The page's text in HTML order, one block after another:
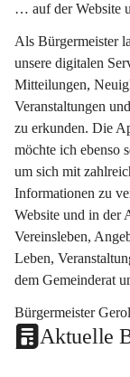
… auf der Website
Als Bürgermeister
unsere digitalen
Mitteilungen,
Veranstaltungen
zu erkunden. Die
möchte ich ebenso
um sich mit
Informationen zu
Website und in der
Vereinsleben,
Leben,
dem Gemeinderat
Bürgermeister
Aktuelle